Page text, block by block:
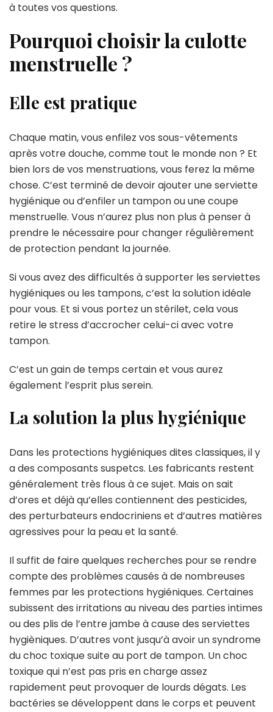
à toutes vos questions.
Pourquoi choisir la culotte
menstruelle ?
Elle est pratique
Chaque matin, vous enfilez vos sous-vêtements
après votre douche, comme tout le monde non ? Et
bien lors de vos menstruations, vous ferez la même
chose. C’est terminé de devoir ajouter une serviette
hygiénique ou d’enfiler un tampon ou une coupe
menstruelle. Vous n’aurez plus non plus à penser à
prendre le nécessaire pour changer régulièrement
de protection pendant la journée.
Si vous avez des difficultés à supporter les serviettes
hygiéniques ou les tampons, c’est la solution idéale
pour vous. Et si vous portez un stérilet, cela vous
retire le stress d’accrocher celui-ci avec votre
tampon.
C’est un gain de temps certain et vous aurez
également l’esprit plus serein.
La solution la plus hygiénique
Dans les protections hygiéniques dites classiques, il y
a des composants suspetcs. Les fabricants restent
généralement très flous à ce sujet. Mais on sait
d’ores et déjà qu’elles contiennent des pesticides,
des perturbateurs endocriniens et d’autres matières
agressives pour la peau et la santé.
Il suffit de faire quelques recherches pour se rendre
compte des problèmes causés à de nombreuses
femmes par les protections hygiéniques. Certaines
subissent des irritations au niveau des parties intimes
ou des plis de l’entre jambe à cause des serviettes
hygièniques. D’autres vont jusqu’à avoir un syndrome
du choc toxique suite au port de tampon. Un choc
toxique qui n’est pas pris en charge assez
rapidement peut provoquer de lourds dégats. Les
bactéries se développent dans le corps et peuvent